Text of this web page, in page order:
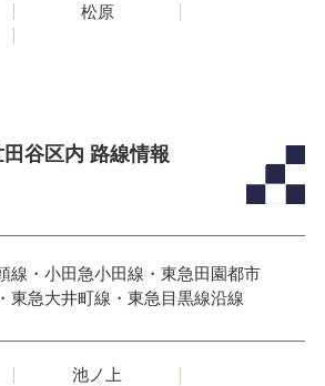
松原
田谷区内 路線情報
線 小田急小田線
東急田園都市
東急大井町線 東急目黒線沿線
池ノ上